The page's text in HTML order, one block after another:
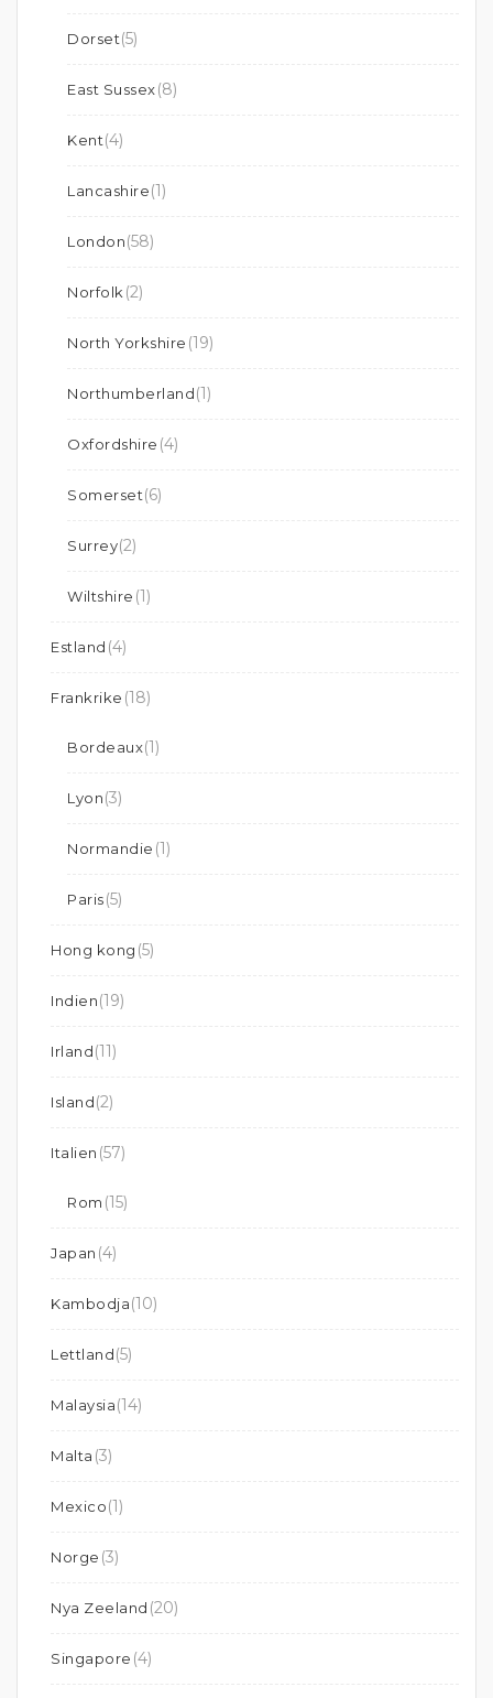
Dorset(5)
East Sussex(8)
Kent(4)
Lancashire(1)
London(58)
Norfolk(2)
North Yorkshire (19)
Northumberland(1)
Oxfordshire (4)
Somerset(6)
Surrey(2)
Wiltshire (1)
Estland (4)
Frankrike (18)
Bordeaux(1)
Lyon(3)
Normandie (1)
Paris(5)
Hong kong (5)
Indien(19)
Irland(11)
Island(2)
Italien (57)
Rom (15)
Japan (4)
Kambodja(10)
Lettland(5)
Malaysia(14)
Malta (3)
Mexico(1)
Norge (3)
Nya Zeeland (20)
Singapore (4)